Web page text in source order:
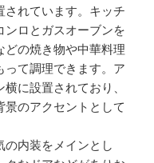
されています。キッチ
ンロとガスオーブンを
どの焼き物や中華料理
って調理できます。ア
に設置されており、
のアクセントとして
の内装をメインとし